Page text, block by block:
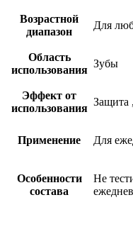
Возрастной
диапазон
Для
Область
использования
Зубы
Эффект от
использования
Защита ,
Применение Для
Особенности
состава
Не